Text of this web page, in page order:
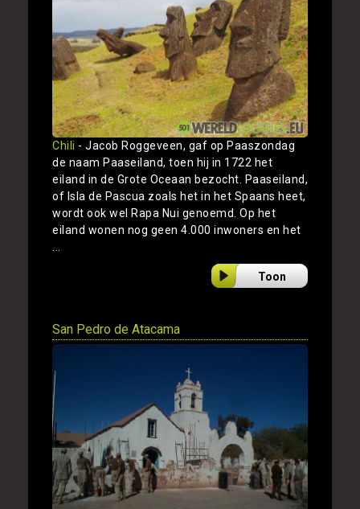
Chili - Jacob Roggeveen, gaf op Paaszondag
de naam Paaseiland, toen hij in 1722 het
eiland in de Grote Oceaan bezocht. Paaseiland,
of Isla de Pascua zoals het in het Spaans heet,
wordt ook wel Rapa Nui genoemd. Op het
eiland wonen nog geen 4.000 inwoners en het
Toon
San Pedro de Atacama